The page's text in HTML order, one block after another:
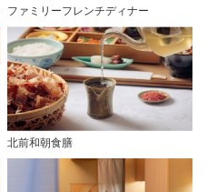
ファミリーフレンチディナー
北前和朝食膳